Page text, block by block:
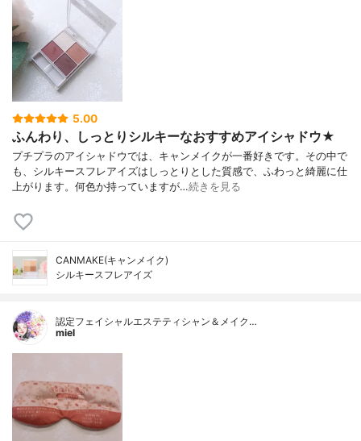
5.00
ふんわり、しっとりシルキーなおすすめアイシャドウ★
プチプラのアイシャドウでは、キャンメイクが一番好きです。その中で
も、シルキースフレアイズはしっとりとした質感で、ふわっと綺麗に仕
上がります。何色か持っていますが…続きを見る
CANMAKE(キャンメイク)
シルキースフレアイズ
認定フェイシャルエステティシャン＆メイク…
miel